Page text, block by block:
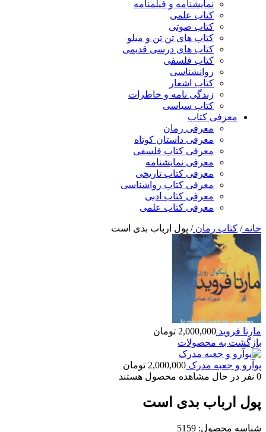
نمایشنامه و فیلمنامه
کتاب علمی
کتاب صوتی
کتاب های تن تن و میلو
کتاب های درسی قدیمی
کتاب فلسفی
روانشناسی
کتاب اشعار
زندگی نامه و خاطرات
کتاب سیاسی
معرفی کتاب
معرفی رمان
معرفی داستان کوتاه
معرفی کتاب فلسفی
معرفی نمایشنامه
معرفی کتاب تاریخی
معرفی کتاب رواشناسی
معرفی کتاب ادبی
معرفی کتاب علمی
خانه/ کتاب رمان/ پول ارباب بدی است
مارتا فروید 2,000,000 تومان
بازگشت به محصولات
پوآرو و جعبه مدرک 2,000,000 تومان
0 نفر در حال مشاهده محصول هستند
پول ارباب بدی است
شناسه محصول: 5159